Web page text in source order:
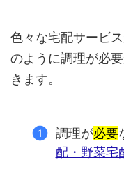
色々な宅配サービ
のように調理が必
きます。
調理が必要
配・野菜宅